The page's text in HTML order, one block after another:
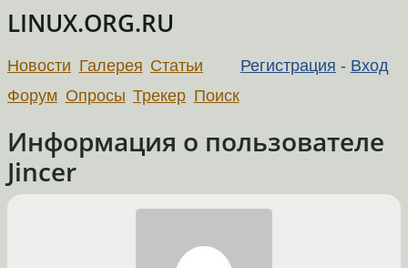
LINUX.ORG.RU
Регистрация - Вход
Новости Галерея Статьи
Форум Опросы Трекер Поиск
Информация о пользователе
Jincer